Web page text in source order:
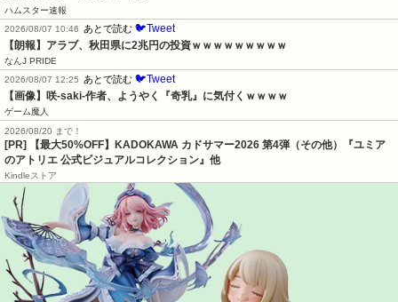
ハムスター速報
2026/08/07 10:46
あとで読む 🐦Tweet
【朗報】アラブ、秋田県に2兆円の投資ｗｗｗｗｗｗｗｗｗ
なんJ PRIDE
2026/08/07 12:25
あとで読む 🐦Tweet
【画像】咲-saki-作者、ようやく『奇乳』に気付くｗｗｗｗ
ゲーム魔人
2026/08/20 まで！
[PR]
【最大50%OFF】KADOKAWA カドサマー2026 第4弾（その他）『ユミア
のアトリエ 公式ビジュアルコレクション』他
Kindleストア